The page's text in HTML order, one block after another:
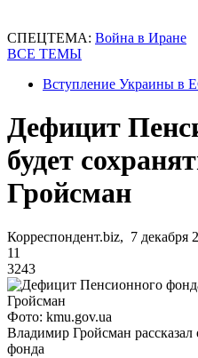
СПЕЦТЕМА: Война в Иране
ВСЕ ТЕМЫ
Вступление Украины в
Дефицит
будет
Гройсман
Корреспондент.biz, 7 декабря
11
3243
Фото: kmu.gov.ua
Владимир Гройсман
фонда